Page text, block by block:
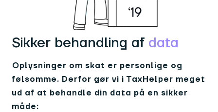
Sikker behandling af data
Oplysninger om skat er personlige og
følsomme. Derfor gør vi i TaxHelper meget
ud af at behandle din data på en sikker
måde: